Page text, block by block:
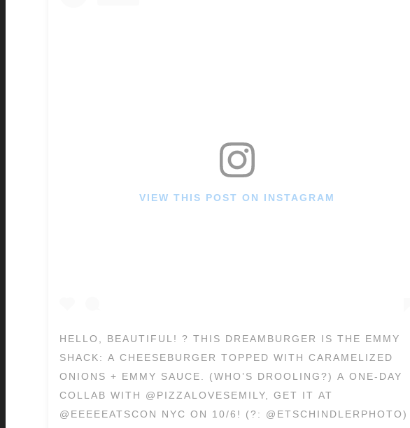
VIEW THIS POST ON INSTAGRAM
HELLO, BEAUTIFUL! ? THIS DREAMBURGER IS THE EMMY
SHACK: A CHEESEBURGER TOPPED WITH CARAMELIZED
ONIONS + EMMY SAUCE. (WHO’S DROOLING?) A ONE-DAY
COLLAB WITH @PIZZALOVESEMILY, GET IT AT
@EEEEEATSCON NYC ON 10/6! (?: @ETSCHINDLERPHOTO)